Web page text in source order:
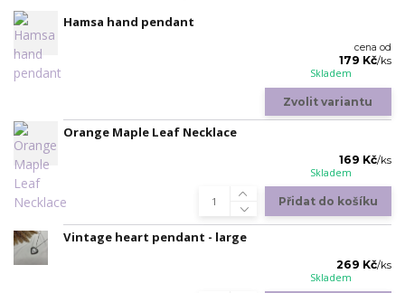
Hamsa hand pendant
cena od
179 Kč/ks
Skladem
Zvolit variantu
Orange Maple Leaf Necklace
169 Kč/ks
Skladem
Přidat do košíku
Vintage heart pendant - large
269 Kč/ks
Skladem